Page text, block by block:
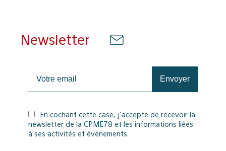
Newsletter
En cochant cette case, j’accepte de recevoir la
newsletter de la CPME78 et les informations liées
à ses activités et événements.